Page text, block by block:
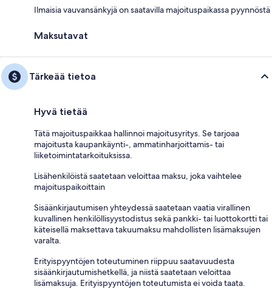
Ilmaisia vauvansänkyjä on saatavilla majoituspaikassa pyynnöstä
Maksutavat
Tärkeää tietoa
Hyvä tietää
Tätä majoituspaikkaa hallinnoi majoitusyritys. Se tarjoaa
majoitusta kaupankäynti-, ammatinharjoittamis- tai
liiketoimintatarkoituksissa.
Lisähenkilöistä saatetaan veloittaa maksu, joka vaihtelee
majoituspaikoittain
Sisäänkirjautumisen yhteydessä saatetaan vaatia virallinen
kuvallinen henkilöllisyystodistus sekä pankki- tai luottokortti tai
käteisellä maksettava takuumaksu mahdollisten lisämaksujen
varalta.
Erityispyyntöjen toteutuminen riippuu saatavuudesta
sisäänkirjautumishetkellä, ja niistä saatetaan veloittaa
lisämaksuja. Erityispyyntöjen toteutumista ei voida taata.